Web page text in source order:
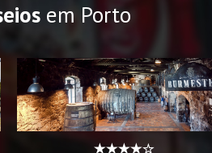
em Porto